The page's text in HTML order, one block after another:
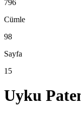
796
Cümle
98
Sayfa
15
Uyku